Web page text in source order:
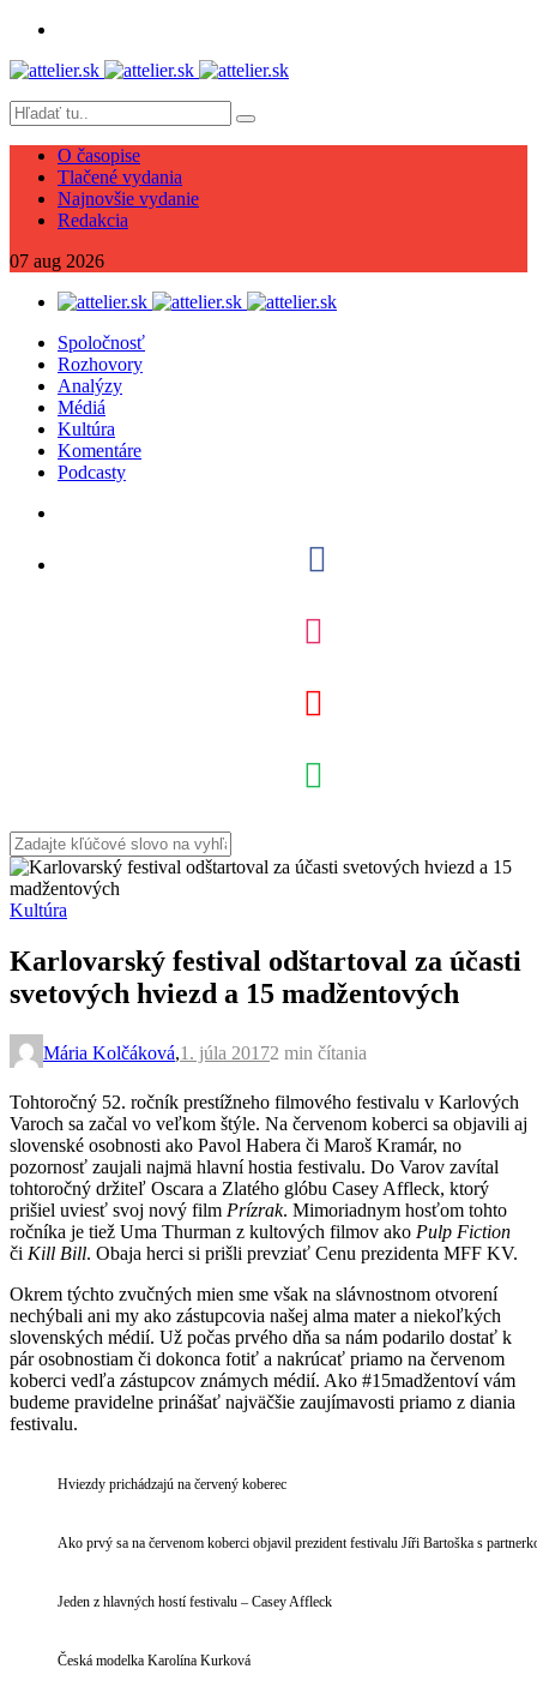
O časopise
Tlačené vydania
Najnovšie vydanie
Redakcia
07 aug 2026
Spoločnosť
Rozhovory
Analýzy
Médiá
Kultúra
Komentáre
Podcasty
Kultúra
Karlovarský festival odštartoval za účasti
svetových hviezd a 15 madžentových
Mária Kolčáková,1. júla 20172 min čítania
Tohtoročný 52. ročník prestížneho filmového festivalu v Karlových
Varoch sa začal vo veľkom štýle. Na červenom koberci sa objavili aj
slovenské osobnosti ako Pavol Habera či Maroš Kramár, no
pozornosť zaujali najmä hlavní hostia festivalu. Do Varov zavítal
tohtoročný držiteľ Oscara a Zlatého glóbu Casey Affleck, ktorý
prišiel uviesť svoj nový film Prízrak. Mimoriadnym hosťom tohto
ročníka je tiež Uma Thurman z kultových filmov ako Pulp Fiction
či Kill Bill. Obaja herci si prišli prevziať Cenu prezidenta MFF KV.
Okrem týchto zvučných mien sme však na slávnostnom otvorení
nechýbali ani my ako zástupcovia našej alma mater a niekoľkých
slovenských médií. Už počas prvého dňa sa nám podarilo dostať k
pár osobnostiam či dokonca fotiť a nakrúcať priamo na červenom
koberci vedľa zástupcov známych médií. Ako #15madžentoví vám
budeme pravidelne prinášať najväčšie zaujímavosti priamo z diania
festivalu.
Hviezdy prichádzajú na červený koberec
Ako prvý sa na červenom koberci objavil prezident festivalu Jíři Bartoška s
Jeden z hlavných hostí festivalu – Casey Affleck
Česká modelka Karolína Kurková